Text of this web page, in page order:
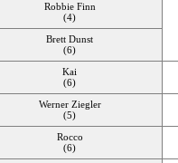
Robbie Finn
(4)
Brett Dunst
(6)
Kai
(6)
Werner Ziegler
(5)
Rocco
(6)